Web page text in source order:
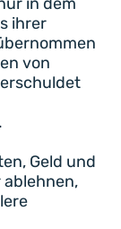
ihrer
von
Geld und